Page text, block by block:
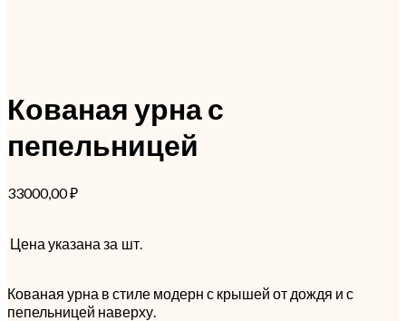
Кованая урна с
пепельницей
33000,00₽
Цена указана за шт.
Кованая урна в стиле модерн с крышей от дождя и с
пепельницей наверху.